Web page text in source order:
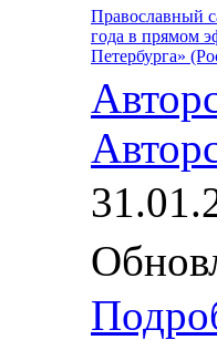
Православный
года в прямом
Петербурга»